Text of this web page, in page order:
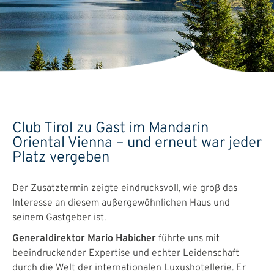
Club Tirol zu Gast im Mandarin
Oriental Vienna – und erneut war jeder
Platz vergeben
Der Zusatztermin zeigte eindrucksvoll, wie groß das
Interesse an diesem außergewöhnlichen Haus und
seinem Gastgeber ist.
Generaldirektor Mario Habicher führte uns mit
beeindruckender Expertise und echter Leidenschaft
durch die Welt der internationalen Luxushotellerie. Er